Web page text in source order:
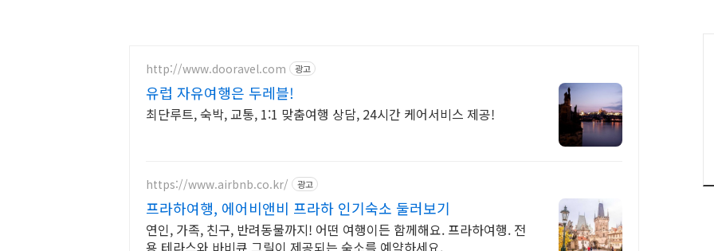
http://www.dooravel.com 광고
유럽 자유여행은 두레블!
최단루트, 숙박, 교통, 1:1 맞춤여행 상담, 24시간 케어서비스 제공!
https://www.airbnb.co.kr/ 광고
프라하여행, 에어비앤비 프라하 인기숙소 둘러보기
연인, 가족, 친구, 반려동물까지! 어떤 여행이든 함께해요. 프라하여행. 전
용 테라스와 바비큐 그릴이 제공되는 숙소를 예약하세요.